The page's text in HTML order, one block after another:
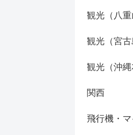
観光（八重
観光（宮古
観光（沖縄
関西
飛行機・